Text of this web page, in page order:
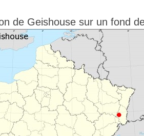
de Geishouse sur un fond